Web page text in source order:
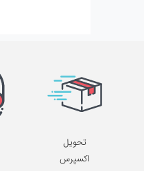
تحویل
اکسپرس